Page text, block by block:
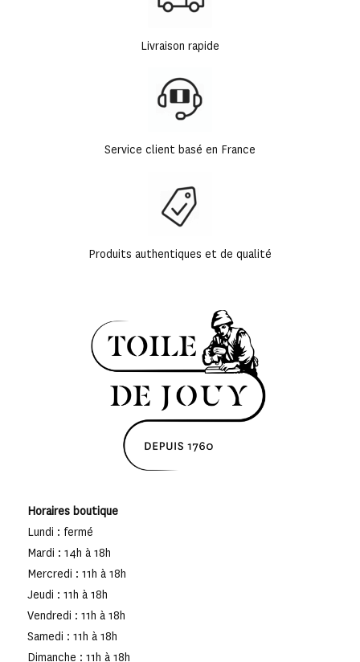
Livraison rapide
Service client basé en France
Produits authentiques et de qualité
Horaires boutique
Lundi : fermé
Mardi : 14h à 18h
Mercredi : 11h à 18h
Jeudi : 11h à 18h
Vendredi : 11h à 18h
Samedi : 11h à 18h
Dimanche : 11h à 18h